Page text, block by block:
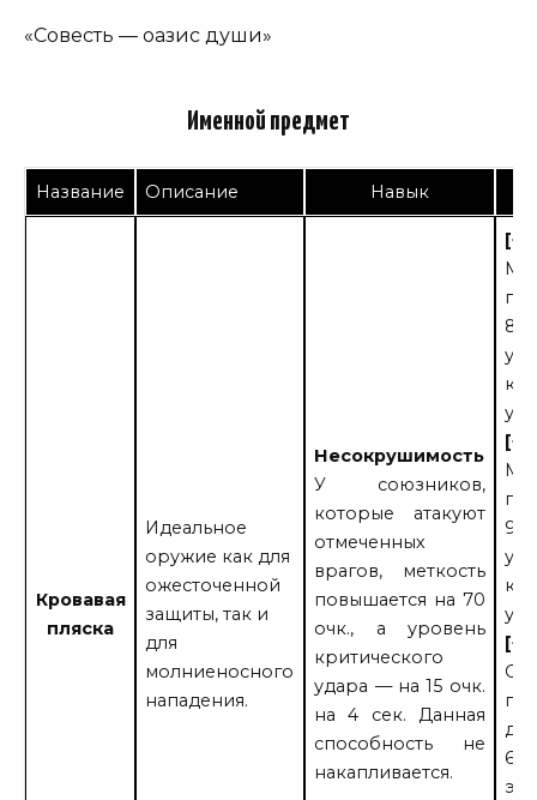
«Совесть — оазис души»
Именной предмет
Название Описание Навык
Кровавая
пляска
Идеальное
оружие как для
ожесточенной
защиты, так и
для
молниеносного
нападения.
Несокрушимость
У союзников,
которые атакуют
отмеченных
врагов, меткость
повышается на 70
очк., а уровень
критического
удара — на 15 очк.
на 4 сек. Данная
способность не
накапливается.
80
90
60